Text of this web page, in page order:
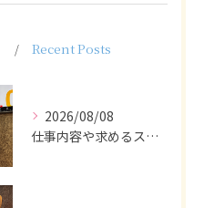
Recent Posts
2026/08/08
仕事内容や求めるスキルを明確にし、ターゲット層に響くメッセー...